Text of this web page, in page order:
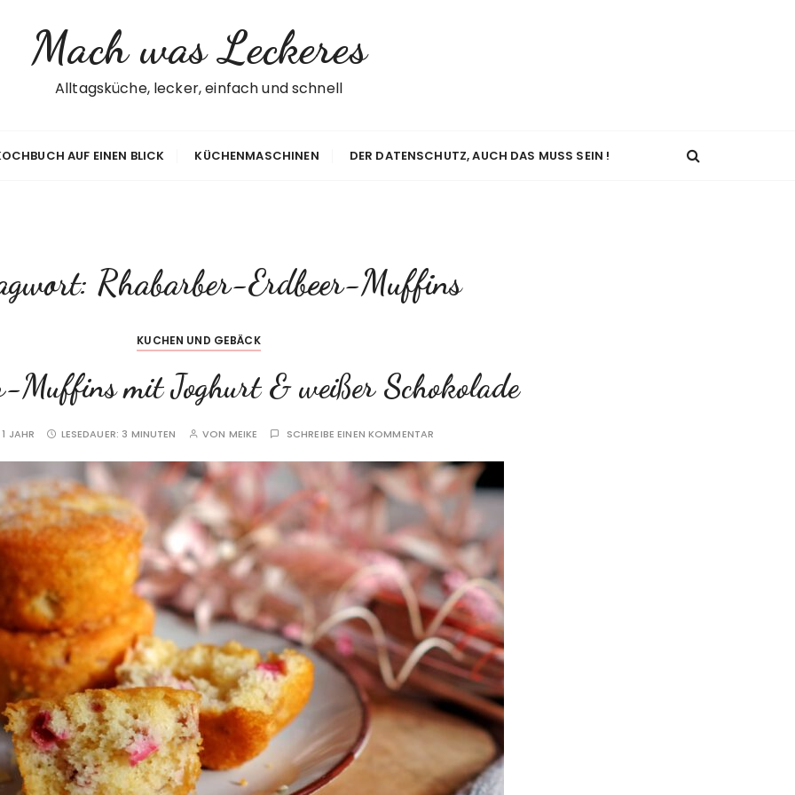
Mach was Leckeres
Alltagsküche, lecker, einfach und schnell
AUF EINEN BLICK KÜCHENMASCHINEN DER DATENSCHUTZ, AUCH DAS MUSS SEIN !
Rhabarber-Erdbeer-Muffins
KUCHEN UND GEBÄCK
Muffins mit Joghurt & weißer Schokolade
JAHR LESEDAUER: 3 MINUTEN VON MEIKE SCHREIBE EINEN KOMMENTAR